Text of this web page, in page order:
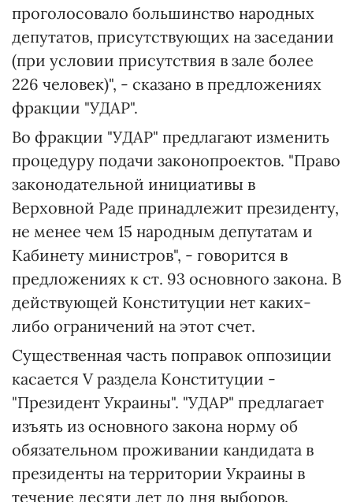
проголосовало большинство народных
депутатов, присутствующих на заседании
(при условии присутствия в зале более
226 человек)", - сказано в предложениях
фракции "УДАР".
Во фракции "УДАР" предлагают изменить
процедуру подачи законопроектов. "Право
законодательной инициативы в
Верховной Раде принадлежит президенту,
не менее чем 15 народным депутатам и
Кабинету министров", - говорится в
предложениях к ст. 93 основного закона. В
действующей Конституции нет каких-
либо ограничений на этот счет.
Существенная часть поправок оппозиции
касается V раздела Конституции -
"Президент Украины". "УДАР" предлагает
изъять из основного закона норму об
обязательном проживании кандидата в
президенты на территории Украины в
течение десяти лет до дня выборов.